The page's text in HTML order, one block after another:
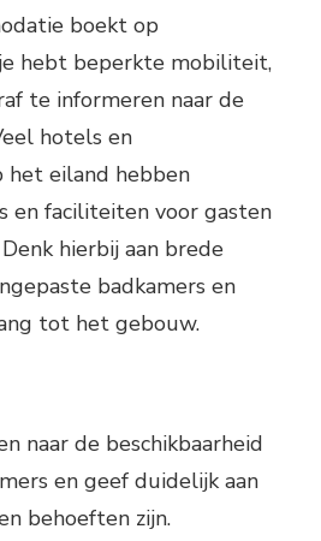
boekt op
hebt beperkte mobiliteit,
te informeren naar de
hotels en
eiland hebben
en faciliteiten voor gasten
hierbij aan brede
badkamers en
tot het gebouw.
naar de beschikbaarheid
en geef duidelijk aan
behoeften zijn.